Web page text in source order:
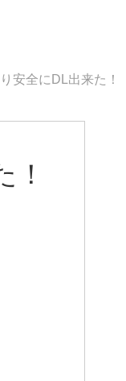
安全にDL出来た！